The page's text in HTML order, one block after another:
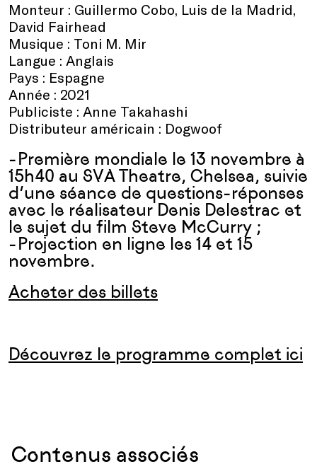
Monteur : Guillermo Cobo, Luis de la Madrid,
David Fairhead
Musique : Toni M. Mir
Langue : Anglais
Pays : Espagne
Année : 2021
Publiciste : Anne Takahashi
Distributeur américain : Dogwoof
-Première mondiale le 13 novembre à
15h40 au SVA Theatre, Chelsea, suivie
d’une séance de questions-réponses
avec le réalisateur Denis Delestrac et
le sujet du film Steve McCurry ;
-Projection en ligne les 14 et 15
novembre.
Acheter des billets
Découvrez le programme complet ici
Contenus associés